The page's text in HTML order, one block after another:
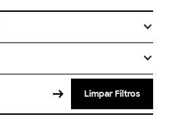
Limpar Filtros